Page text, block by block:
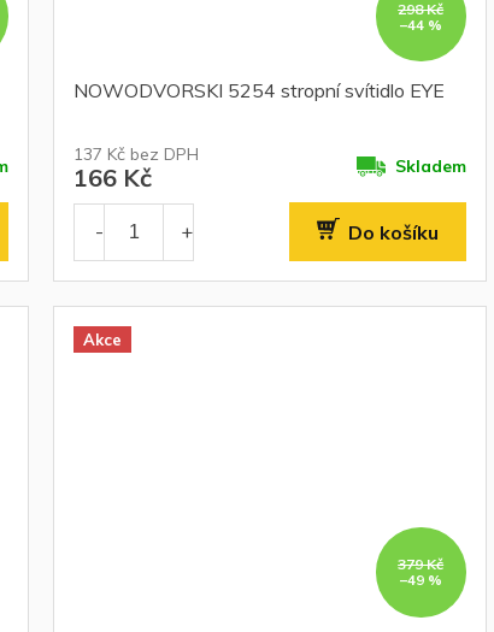
298 Kč
–44 %
NOWODVORSKI 5254 stropní svítidlo EYE
137 Kč bez DPH
166 Kč Skladem
Do košíku
Akce
379 Kč
–49 %